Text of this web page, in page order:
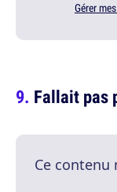
Gérer
Fallait pas
Ce contenu